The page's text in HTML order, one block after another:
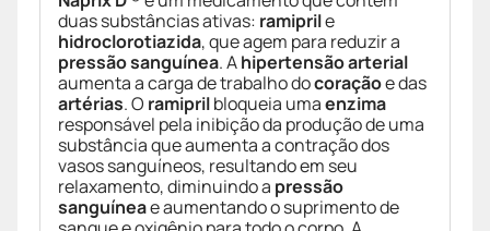
duas substâncias ativas: ramiprile
hidroclorotiazida, que agem para reduzir a
pressão sanguínea. Ahipertensão arterial
aumenta a carga de trabalho docoraçãoe das
artérias. O ramiprilbloqueia umaenzima
responsável pela inibição da produção de uma
substância que aumenta a contração dos
vasos sanguíneos, resultando em seu
relaxamento, diminuindo a pressão
sanguíneae aumentando o suprimento de